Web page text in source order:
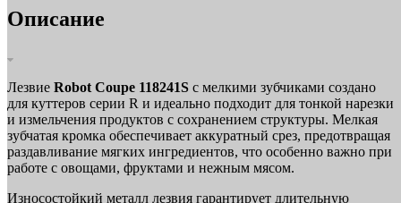
Описание
Лезвие Robot Coupe 118241S с мелкими зубчиками создано
для куттеров серии R и идеально подходит для тонкой нарезки
и измельчения продуктов с сохранением структуры. Мелкая
зубчатая кромка обеспечивает аккуратный срез, предотвращая
раздавливание мягких ингредиентов, что особенно важно при
работе с овощами, фруктами и нежным мясом.
Износостойкий металл лезвия гарантирует длительную